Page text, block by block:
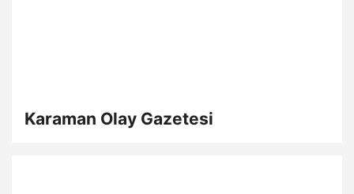
Karaman Olay Gazetesi